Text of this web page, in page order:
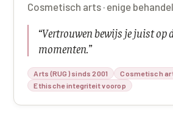
Cosmetisch arts · enige
“Vertrouwen bewijs je juist op
momenten.”
Arts (RUG) sinds 2001
Cosmetisch
Ethische integriteit voorop